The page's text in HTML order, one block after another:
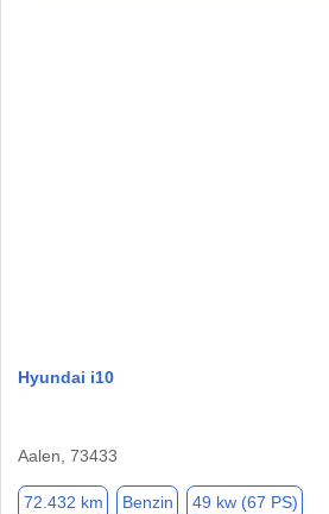
Hyundai i10
Aalen, 73433
72.432 km Benzin 49 kw (67 PS)